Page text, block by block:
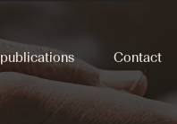
Contact